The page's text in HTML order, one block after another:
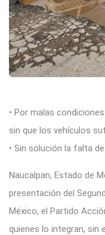
• Por malas
sin que los vehículos
• Sin solución la falta
Naucalpan, Estado de
presentación del
México, el Partido
quienes lo integran, sin